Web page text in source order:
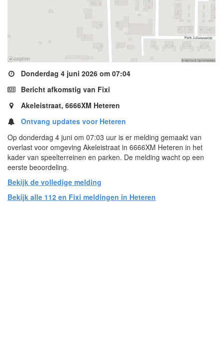
Donderdag 4 juni 2026 om 07:04
Bericht afkomstig van Fixi
Akeleistraat, 6666XM Heteren
Ontvang updates voor Heteren
Op donderdag 4 juni om 07:03 uur is er melding gemaakt van
overlast voor omgeving Akeleistraat in 6666XM Heteren in het
kader van speelterreinen en parken. De melding wacht op een
eerste beoordeling.
Bekijk de volledige melding
Bekijk alle 112 en Fixi meldingen in Heteren